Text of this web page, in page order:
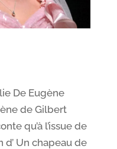
De Eugène
de Gilbert
qu’à l’issue de
Un chapeau de